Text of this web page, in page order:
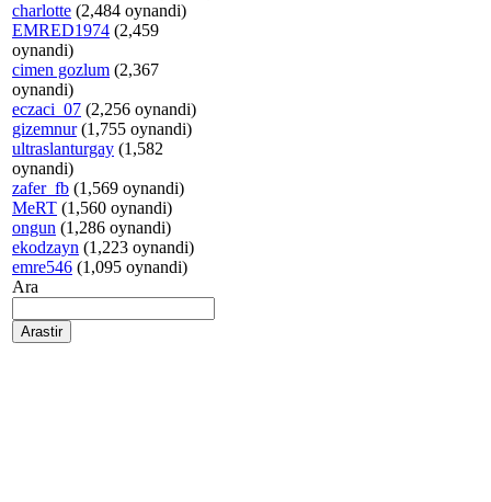
charlotte (2,484 oynandi)
EMRED1974 (2,459
oynandi)
cimen gozlum (2,367
oynandi)
eczaci_07 (2,256 oynandi)
gizemnur(1,755 oynandi)
ultraslanturgay (1,582
oynandi)
zafer_fb (1,569 oynandi)
MeRT (1,560 oynandi)
ongun (1,286 oynandi)
ekodzayn (1,223 oynandi)
emre546 (1,095 oynandi)
Ara